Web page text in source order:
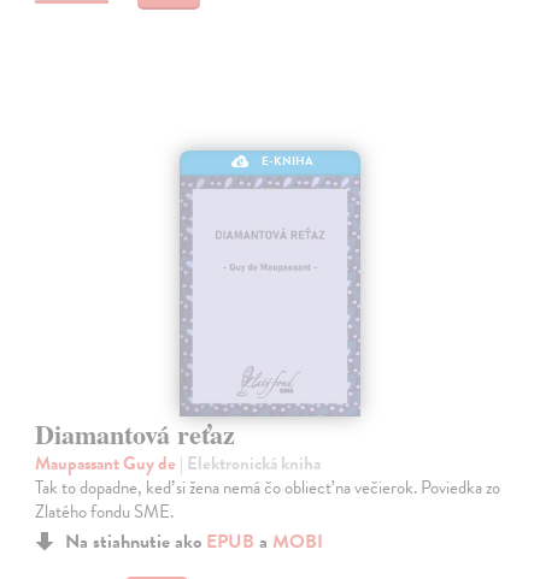
E-KNIHA
Diamantová reťaz
Maupassant Guy de | Elektronická kniha
Tak to dopadne, keď si žena nemá čo obliecť na večierok. Poviedka zo
Zlatého fondu SME.
Na stiahnutie ako EPUB a MOBI